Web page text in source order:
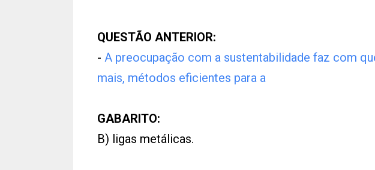
QUESTÃO ANTERIOR:
- A preocupação com a sustentabilidade faz com
mais, métodos eficientes para a
GABARITO:
B) ligas metálicas.